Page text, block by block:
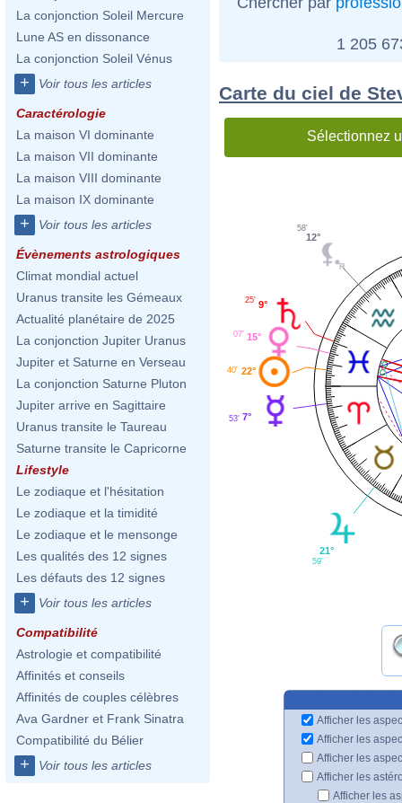
La conjonction Soleil Mercure
Lune AS en dissonance
La conjonction Soleil Vénus
+ Voir tous les articles
Caractérologie
La maison VI dominante
La maison VII dominante
La maison VIII dominante
La maison IX dominante
+ Voir tous les articles
Évènements astrologiques
Climat mondial actuel
Uranus transite les Gémeaux
Actualité planétaire de 2025
La conjonction Jupiter Uranus
Jupiter et Saturne en Verseau
La conjonction Saturne Pluton
Jupiter arrive en Sagittaire
Uranus transite le Taureau
Saturne transite le Capricorne
Lifestyle
Le zodiaque et l'hésitation
Le zodiaque et la timidité
Le zodiaque et le mensonge
Les qualités des 12 signes
Les défauts des 12 signes
+ Voir tous les articles
Compatibilité
Astrologie et compatibilité
Affinités et conseils
Affinités de couples célèbres
Ava Gardner et Frank Sinatra
Compatibilité du Bélier
+ Voir tous les articles
1 205
Carte du ciel de
Sélectionnez
12°
58'
9°
25'
15°
07'
22°
40'
7°
53'
21°
59'
Afficher les
Afficher les
Afficher les
Afficher les
Afficher les